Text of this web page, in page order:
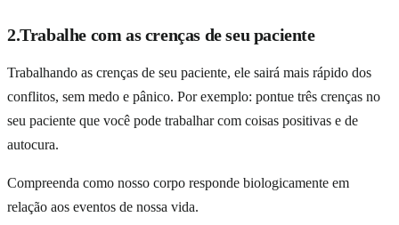
2.Trabalhe com as crenças de seu paciente
Trabalhando as crenças de seu paciente, ele sairá mais rápido dos
conflitos, sem medo e pânico. Por exemplo: pontue três crenças no
seu paciente que você pode trabalhar com coisas positivas e de
autocura.
Compreenda como nosso corpo responde biologicamente em
relação aos eventos de nossa vida.